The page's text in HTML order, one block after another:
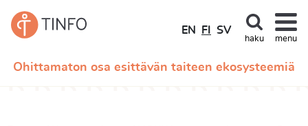
Ohittamaton osa esittävän taiteen ekosysteemiä
EN FI SV
haku menu